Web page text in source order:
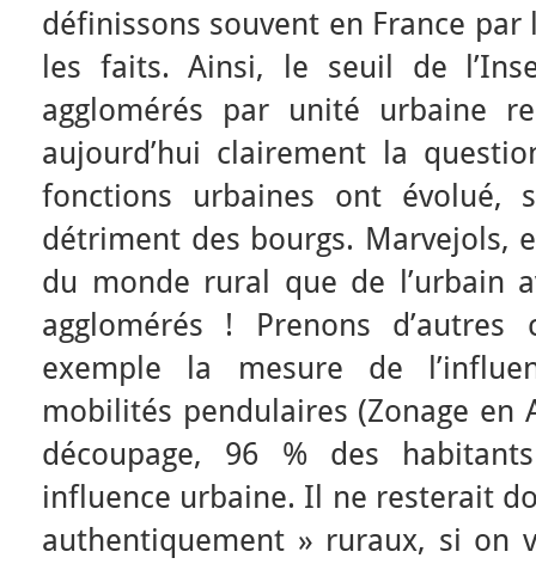
définissons souvent en France
les faits. Ainsi, le seuil de
agglomérés par unité urbaine
aujourd’hui clairement la
fonctions urbaines ont évolué,
détriment des bourgs. Marvejols,
du monde rural que de l’urbain
agglomérés ! Prenons
exemple la mesure de
mobilités pendulaires (Zonage en
découpage, 96 % des
influence urbaine. Il ne resterait
authentiquement » ruraux, si on